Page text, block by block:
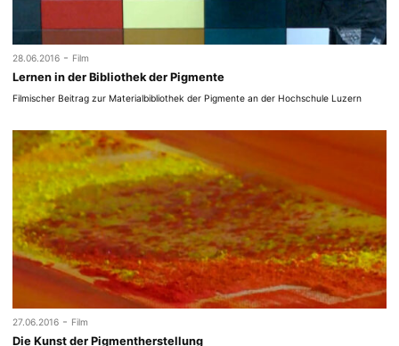
28.06.2016 - Film
Lernen in der Bibliothek der Pigmente
Filmischer Beitrag zur Materialbibliothek der Pigmente an der Hochschule Luzern
27.06.2016 - Film
Die Kunst der Pigmentherstellung